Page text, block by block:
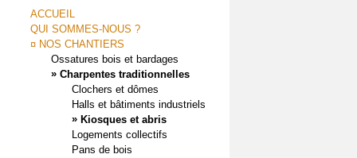
ACCUEIL
QUI SOMMES-NOUS ?
¤ NOS CHANTIERS
Ossatures bois et bardages
» Charpentes traditionnelles
Clochers et dômes
Halls et bâtiments industriels
» Kiosques et abris
Logements collectifs
Pans de bois